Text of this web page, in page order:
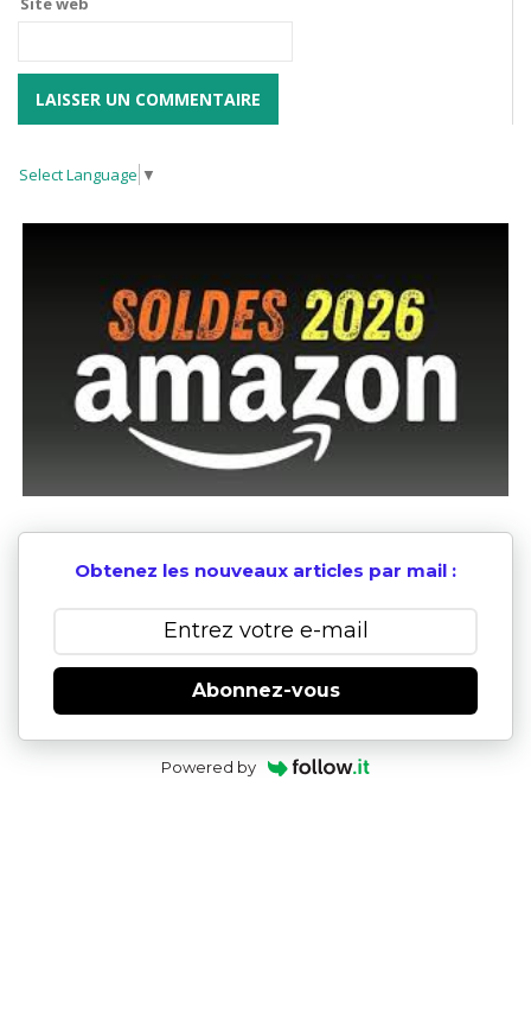
Select Language ▼
Obtenez les nouveaux articles par mail :
Abonnez-vous
Powered by